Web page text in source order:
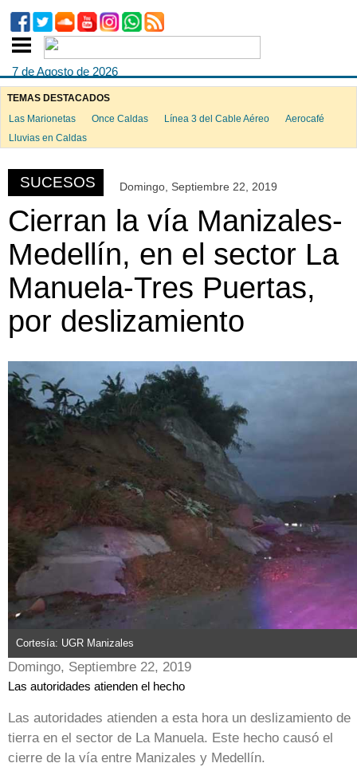
7 de Agosto de 2026
TEMAS DESTACADOS
Las Marionetas
Once Caldas Línea 3 del Cable Aéreo
Aerocafé
Lluvias en Caldas
SUCESOS Domingo, Septiembre 22, 2019
Cierran la vía Manizales-
Medellín, en el sector La
Manuela-Tres Puertas,
por deslizamiento
Cortesía: UGR Manizales
Domingo, Septiembre 22, 2019
Las autoridades atienden el hecho
Las autoridades atienden a esta hora un deslizamiento de
tierra en el sector de La Manuela. Este hecho causó el
cierre de la vía entre Manizales y Medellín.